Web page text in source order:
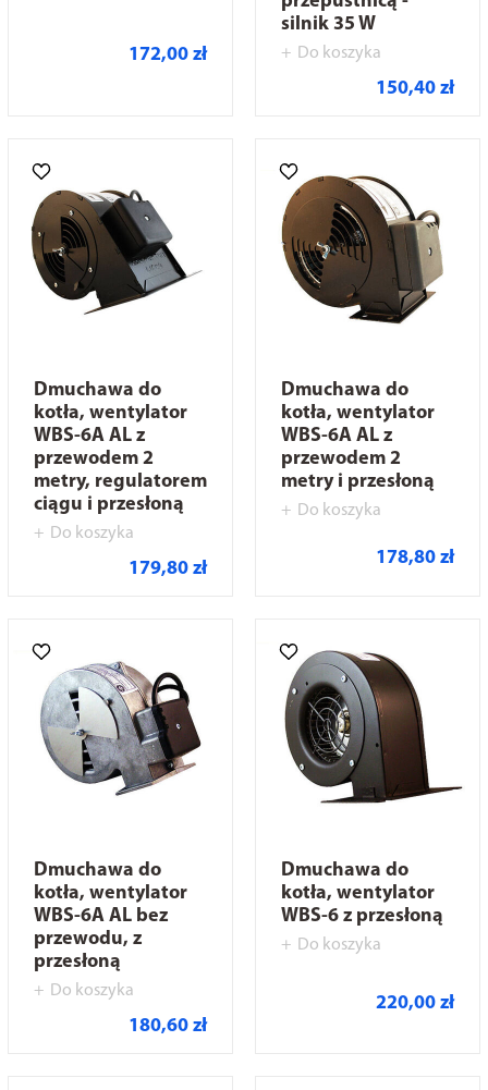
172,00 zł
silnik 35 W
Do koszyka
150,40 zł
Dmuchawa do
kotła, wentylator
WBS-6A AL z
przewodem 2
metry, regulatorem
ciągu i przesłoną
Do koszyka
179,80 zł
Dmuchawa do
kotła, wentylator
WBS-6A AL z
przewodem 2
metry i przesłoną
Do koszyka
178,80 zł
Dmuchawa do
kotła, wentylator
WBS-6A AL bez
przewodu, z
przesłoną
Do koszyka
180,60 zł
Dmuchawa do
kotła, wentylator
WBS-6 z przesłoną
Do koszyka
220,00 zł